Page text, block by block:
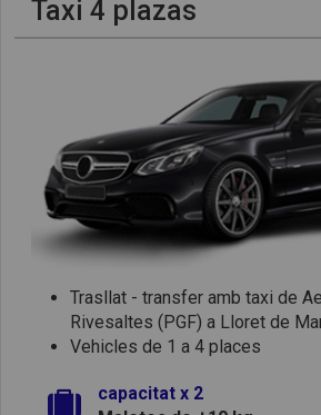
Taxi 4 plazas
Trasllat - transfer amb taxi de
Rivesaltes (PGF) a Lloret de
Vehicles de 1 a 4 places
capacitat x 2